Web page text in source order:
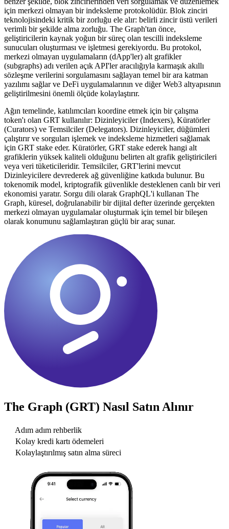
için merkezi olmayan bir indeksleme protokolüdür. Blok zinciri
teknolojisindeki kritik bir zorluğu ele alır: belirli zincir üstü verileri
verimli bir şekilde alma zorluğu. The Graph'tan önce,
geliştiricilerin kaynak yoğun bir süreç olan tescilli indeksleme
sunucuları oluşturması ve işletmesi gerekiyordu. Bu protokol,
merkezi olmayan uygulamaların (dApp'ler) alt grafikler
(subgraphs) adı verilen açık API'ler aracılığıyla karmaşık akıllı
sözleşme verilerini sorgulamasını sağlayan temel bir ara katman
yazılımı sağlar ve DeFi uygulamalarının ve diğer Web3 altyapısının
geliştirilmesini önemli ölçüde kolaylaştırır.
Ağın temelinde, katılımcıları koordine etmek için bir çalışma
token'ı olan GRT kullanılır: Dizinleyiciler (Indexers), Küratörler
(Curators) ve Temsilciler (Delegators). Dizinleyiciler, düğümleri
çalıştırır ve sorguları işlemek ve indeksleme hizmetleri sağlamak
için GRT stake eder. Küratörler, GRT stake ederek hangi alt
grafiklerin yüksek kaliteli olduğunu belirten alt grafik geliştiricileri
veya veri tüketicileridir. Temsilciler, GRT'lerini mevcut
Dizinleyicilere devrederek ağ güvenliğine katkıda bulunur. Bu
tokenomik model, kriptografik güvenlikle desteklenen canlı bir veri
ekonomisi yaratır. Sorgu dili olarak GraphQL'i kullanan The
Graph, küresel, doğrulanabilir bir dijital defter üzerinde gerçekten
merkezi olmayan uygulamalar oluşturmak için temel bir bileşen
olarak konumunu sağlamlaştıran güçlü bir araç sunar.
The Graph (GRT) Nasıl Satın Alınır
Adım adım rehberlik
Kolay kredi kartı ödemeleri
Kolaylaştırılmış satın alma süreci